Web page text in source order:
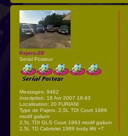
Pajero-2B
Serial Posteur
Messages: 9462
Inscription: 18 Avr 2007 18:43
Localisation: 20 FURIANI
Type de Pajero: 2,5L TDI Court 1989
modif galium
2,5L TDI GLS Court 1993 modif galium
2,5L TD Cabriolet 1989 body liftt +7